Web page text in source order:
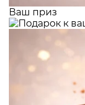
Ваш приз